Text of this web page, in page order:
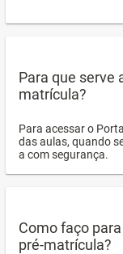
Para que serve
matrícula?
Para acessar o
das aulas, quando
a com segurança.
Como faço
pré-matrícula?